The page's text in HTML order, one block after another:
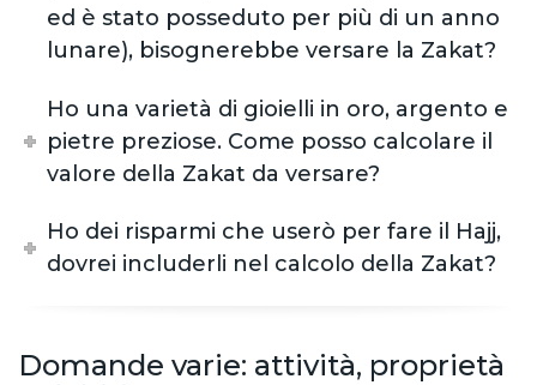
ed è stato posseduto per più di un anno
lunare), bisognerebbe versare la Zakat?
Ho una varietà di gioielli in oro, argento e
pietre preziose. Come posso calcolare il
valore della Zakat da versare?
Ho dei risparmi che userò per fare il Hajj,
dovrei includerli nel calcolo della Zakat?
Domande varie: attività, proprietà